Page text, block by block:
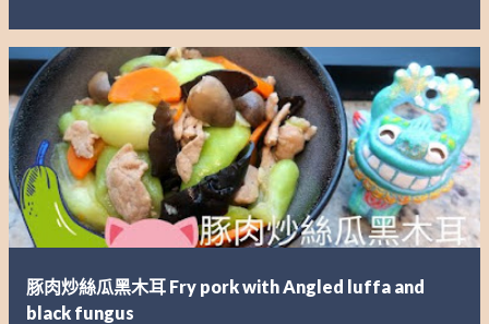
豚肉炒絲瓜黑木耳 Fry pork with Angled luffa and
black fungus